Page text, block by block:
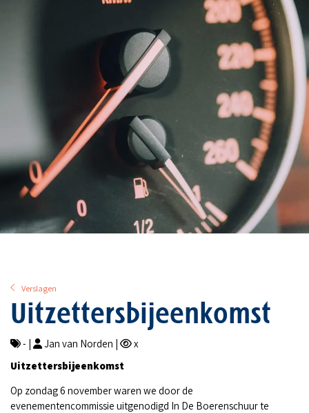
Verslagen
Uitzettersbijeenkomst
- | Jan van Norden |
x
Uitzettersbijeenkomst
Op zondag 6 november waren we door de
evenementencommissie uitgenodigd In De Boerenschuur te